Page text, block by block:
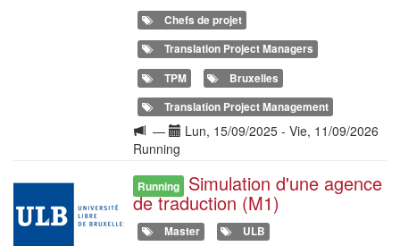
Chefs de projet
Translation Project Managers
TPM
Bruxelles
Translation Project Management
Langue
de
formation
— Date(s)Lun, 15/09/2025 - Vie, 11/09/2026
Running
Illustration
Running Simulation d'une agence
de traduction (M1)
Master
ULB